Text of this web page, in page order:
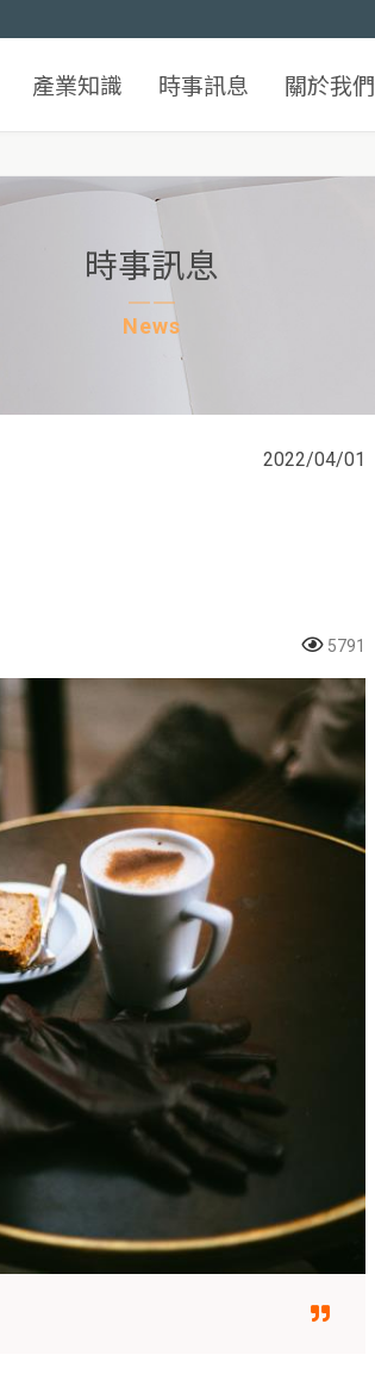
產業知識 時事訊息 關於我們
時事訊息
News
2022/04/01
5791